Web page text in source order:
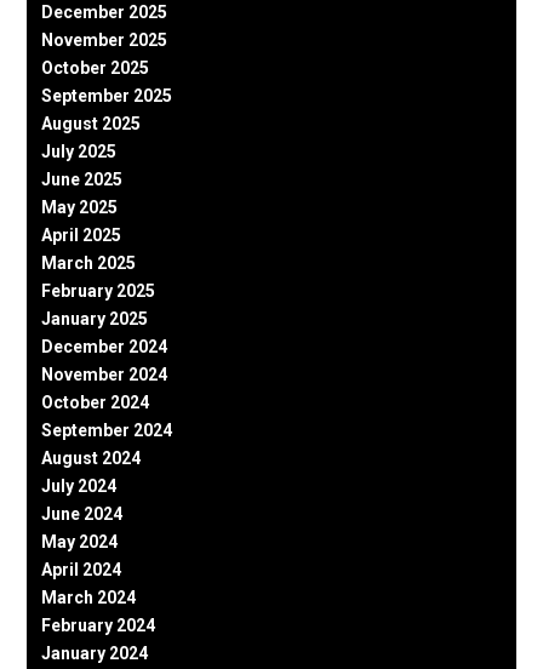
December 2025
November 2025
October 2025
September 2025
August 2025
July 2025
June 2025
May 2025
April 2025
March 2025
February 2025
January 2025
December 2024
November 2024
October 2024
September 2024
August 2024
July 2024
June 2024
May 2024
April 2024
March 2024
February 2024
January 2024